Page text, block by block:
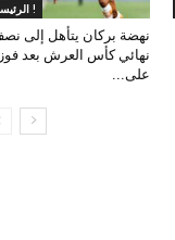
الرئيسية !
نهضة بركان يتأهل إلى
نهائي كأس العرش بعد
على...